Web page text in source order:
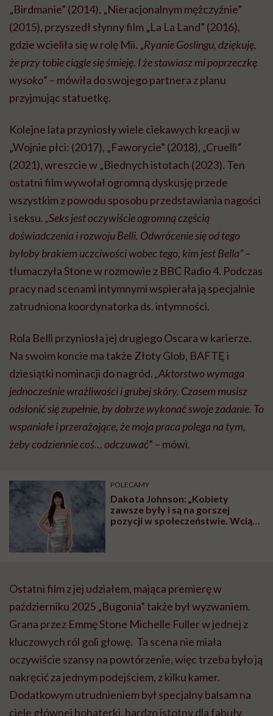
„Birdmanie” (2014), „Nieracjonalnym mężczyźnie”
(2015), przyszedł słynny film „La La Land” (2016),
gdzie wcieliła się w rolę Mii. „Ryanie Goslingu, dziękuję,
że przy tobie ciągle się śmieję. I że stawiasz mi poprzeczkę
wysoko” – mówiła do swojego partnera z planu
przyjmując statuetkę.
Kolejne lata przyniosły wiele ciekawych kreacji w
„Wojnie płci: (2017), „Faworycie” (2018), „Cruelli”
(2021), wreszcie w „Biednych istotach (2023). Ten
ostatni film wywołał ogromną dyskusję przede
wszystkim z powodu sposobu przedstawiania nagości
i seksu. „Seks jest oczywiście ogromną częścią
doświadczenia i rozwoju Belli. Odwrócenie się od tego
byłoby brakiem uczciwości wobec tego, kim jest Bella”–
tłumaczyła Stone w rozmowie z BBC Radio 4. Podczas
pracy nad scenami intymnymi wspierała ją specjalnie
zatrudniona koordynatorka ds. intymności.
Rola Belli przyniosła jej drugiego Oscara w karierze.
Na swoim koncie ma także Złoty Glob, BAFTĘ i
dziesiątki nominacji do nagród.„Aktorstwo wymaga
jednocześnie wrażliwości i grubej skóry. Czasem musisz
odsłonić się zupełnie, by dobrze wykonać swoje zadanie. To
wspaniałe i przerażające, że moja praca polega na tym,
żeby codziennie coś… odczuwać” – mówi.
POLECAMY
Dakota Johnson: „Kobiety
zawsze były i są na gorszej
pozycji w społeczeństwie. Wciąż
Ostatni film z jej udziałem, mająca premierę w
październiku 2025 „Bugonia” także był wyzwaniem.
Grana przez Emmę Stone Michelle Fuller w jednej z
kluczowych ról goli głowę. Ta scena nie miała
oczywiście szansy na powtórzenie, więc trzeba było ją
nakręcić za jednym podejściem, z kilku kamer.
Dodatkowym utrudnieniem był specjalny balsam na
ciele głównej bohaterki, bardzo istotny dla fabuły,